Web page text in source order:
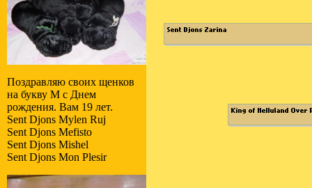
Поздравляю своих щенков
на букву M с Днем
рождения. Вам 19 лет.
Sent Djons Mylen Ruj
Sent Djons Mefisto
Sent Djons Mishel
Sent Djons Mon Plesir